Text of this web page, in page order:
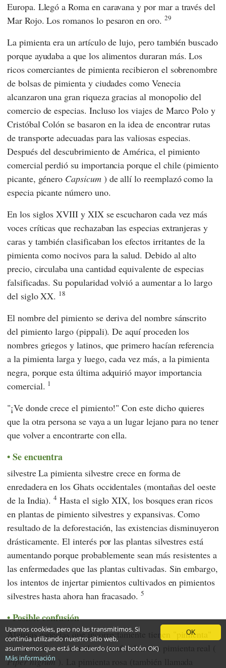
Europa. Llegó a Roma en caravana y por mar a través del
Mar Rojo. Los romanos lo pesaron en oro. 29
La pimienta era un artículo de lujo, pero también buscado
porque ayudaba a que los alimentos duraran más. Los
ricos comerciantes de pimienta recibieron el sobrenombre
de bolsas de pimienta y ciudades como Venecia
alcanzaron una gran riqueza gracias al monopolio del
comercio de especias. Incluso los viajes de Marco Polo y
Cristóbal Colón se basaron en la idea de encontrar rutas
de transporte adecuadas para las valiosas especias.
Después del descubrimiento de América, el pimiento
comercial perdió su importancia porque el chile (pimiento
picante, género Capsicum) de allí lo reemplazó como la
especia picante número uno.
En los siglos XVIII y XIX se escucharon cada vez más
voces críticas que rechazaban las especias extranjeras y
caras y también clasificaban los efectos irritantes de la
pimienta como nocivos para la salud. Debido al alto
precio, circulaba una cantidad equivalente de especias
falsificadas. Su popularidad volvió a aumentar a lo largo
del siglo XX. 18
El nombre del pimiento se deriva del nombre sánscrito
del pimiento largo (pippali). De aquí proceden los
nombres griegos y latinos, que primero hacían referencia
a la pimienta larga y luego, cada vez más, a la pimienta
negra, porque esta última adquirió mayor importancia
comercial. 1
"¡Ve donde crece el pimiento!" Con este dicho quieres
que la otra persona se vaya a un lugar lejano para no tener
que volver a encontrarte con ella.
Se encuentra
silvestre La pimienta silvestre crece en forma de
enredadera en los Ghats occidentales (montañas del oeste
de la India).4 Hasta el siglo XIX, los bosques eran ricos
en plantas de pimiento silvestres y expansivas. Como
resultado de la deforestación, las existencias disminuyeron
drásticamente. El interés por las plantas silvestres está
aumentando porque probablemente sean más resistentes a
las enfermedades que las plantas cultivadas. Sin embargo,
los intentos de injertar pimientos cultivados en pimientos
silvestres hasta ahora han fracasado. 5
Posible confusión
Algunas especias que incorrectamente tienen "pimienta"
en su nombre a menudo se confunden con pimienta real (
Piper nigrum
OK
Usamos cookies, pero no las transmitimos. Si
continúa utilizando nuestro sitio web,
asumiremos que está de acuerdo (con el botón OK)
Más información